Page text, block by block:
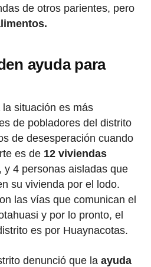
de otros parientes, pero
ayuda para
la situación es más
de pobladores del distrito
de desesperación cuando
es de 12 viviendas
y 4 personas aisladas que
su vivienda por el lodo.
las vías que comunican el
y por lo pronto, el
es por Huaynacotas.
denunció que la ayuda